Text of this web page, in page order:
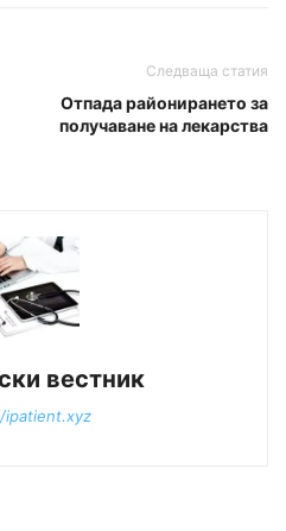
Следваща статия
Oтпада районирането за
получаване на лекарства
вестник